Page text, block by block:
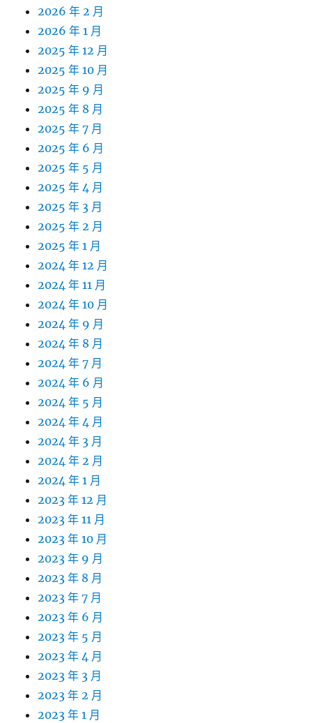
2026 年 2 月
2026 年 1 月
2025 年 12 月
2025 年 10 月
2025 年 9 月
2025 年 8 月
2025 年 7 月
2025 年 6 月
2025 年 5 月
2025 年 4 月
2025 年 3 月
2025 年 2 月
2025 年 1 月
2024 年 12 月
2024 年 11 月
2024 年 10 月
2024 年 9 月
2024 年 8 月
2024 年 7 月
2024 年 6 月
2024 年 5 月
2024 年 4 月
2024 年 3 月
2024 年 2 月
2024 年 1 月
2023 年 12 月
2023 年 11 月
2023 年 10 月
2023 年 9 月
2023 年 8 月
2023 年 7 月
2023 年 6 月
2023 年 5 月
2023 年 4 月
2023 年 3 月
2023 年 2 月
2023 年 1 月